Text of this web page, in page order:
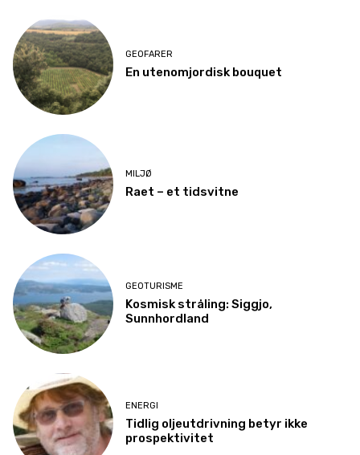
GEOFARER
En utenomjordisk bouquet
MILJØ
Raet – et tidsvitne
GEOTURISME
Kosmisk stråling: Siggjo,
Sunnhordland
ENERGI
Tidlig oljeutdrivning betyr ikke
prospektivitet